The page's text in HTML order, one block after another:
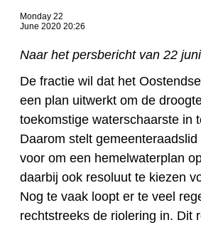
Monday 22
June 2020 20:26
Naar het persbericht van 22
De fractie wil dat het
een plan uitwerkt om de
toekomstige waterschaarste in
Daarom stelt
voor om een hemelwaterplan
daarbij ook resoluut te kiezen
Nog te vaak loopt er te veel
rechtstreeks de riolering in. Dit